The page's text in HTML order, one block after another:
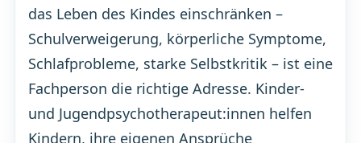
das Leben des Kindes einschränken –
Schulverweigerung, körperliche Symptome,
Schlafprobleme, starke Selbstkritik – ist eine
Fachperson die richtige Adresse. Kinder-
und Jugendpsychotherapeut:innen helfen
Kindern, ihre eigenen Ansprüche